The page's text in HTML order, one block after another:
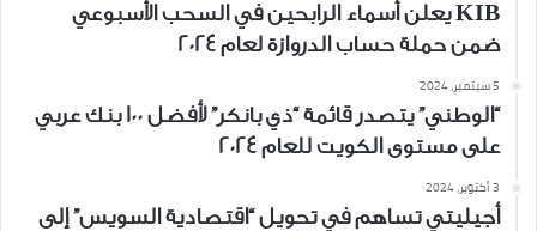
KIB يعلن أسماء الرابحين في السحب الأسبوعي
ضمن حملة حساب الدروازة لعام 2024
5 سبتمبر، 2024
“الوطني” يتصدر قائمة “ذي بانكر” لأفضل 100 بنك عربي
على مستوى الكويت للعام 2024
3 أكتوبر، 2024
أجيليتي تساهم في تحويل “اقتصادية السويس” إلى